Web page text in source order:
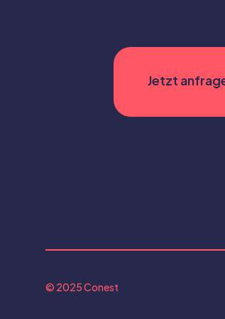
© 2025 Conest